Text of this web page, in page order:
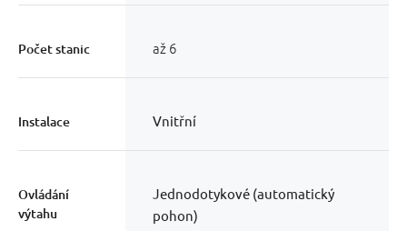
Počet stanic až 6
Instalace Vnitřní
Ovládání
výtahu
Jednodotykové (automatický
pohon)